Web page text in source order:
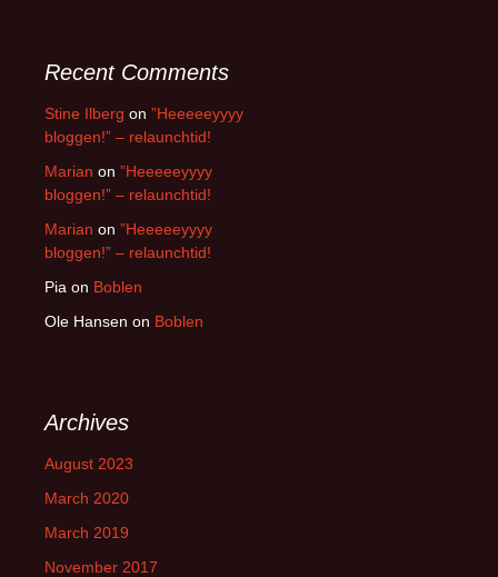
Recent Comments
Stine Ilberg on ”Heeeeeyyyy
bloggen!” – relaunchtid!
Marian on ”Heeeeeyyyy
bloggen!” – relaunchtid!
Marian on ”Heeeeeyyyy
bloggen!” – relaunchtid!
Pia on Boblen
Ole Hansen on Boblen
Archives
August 2023
March 2020
March 2019
November 2017